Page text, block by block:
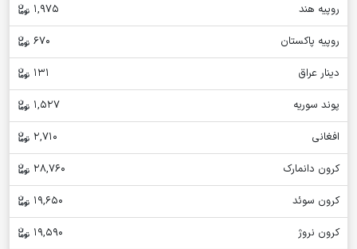
روپیه هند
1,975
روپیه پاکستان
670
دینار عراق
131
پوند سوریه
1,527
افغانی
2,710
کرون دانمارک
28,760
کرون سوئد
19,650
کرون نروژ
19,590